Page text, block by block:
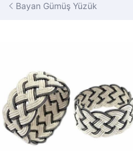
Bayan Gümüş Yüzük